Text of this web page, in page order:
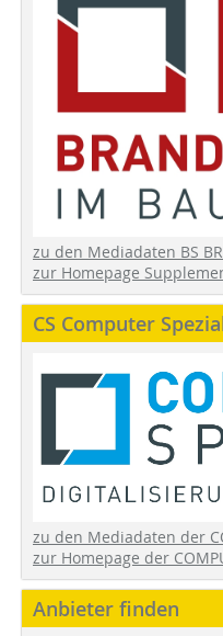
zu den Mediadaten BS
zur Homepage
CS Computer
zu den Mediadaten der
zur Homepage der
Anbieter finden